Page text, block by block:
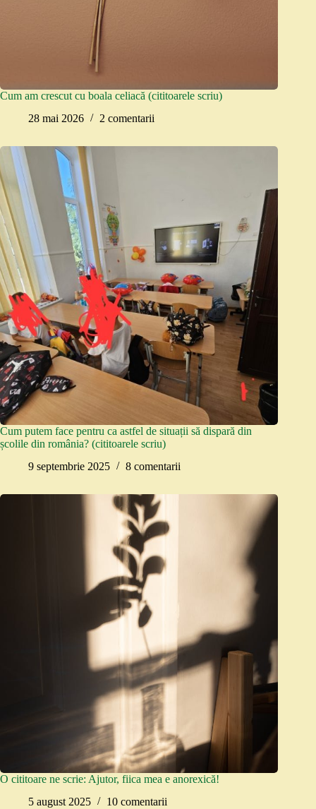
Cum am crescut cu boala celiacă (cititoarele scriu)
28 mai 2026
2 comentarii
Cum putem face pentru ca astfel de situații să dispară din
școlile din românia? (cititoarele scriu)
9 septembrie 2025
8 comentarii
O cititoare ne scrie: Ajutor, fiica mea e anorexică!
5 august 2025
10 comentarii